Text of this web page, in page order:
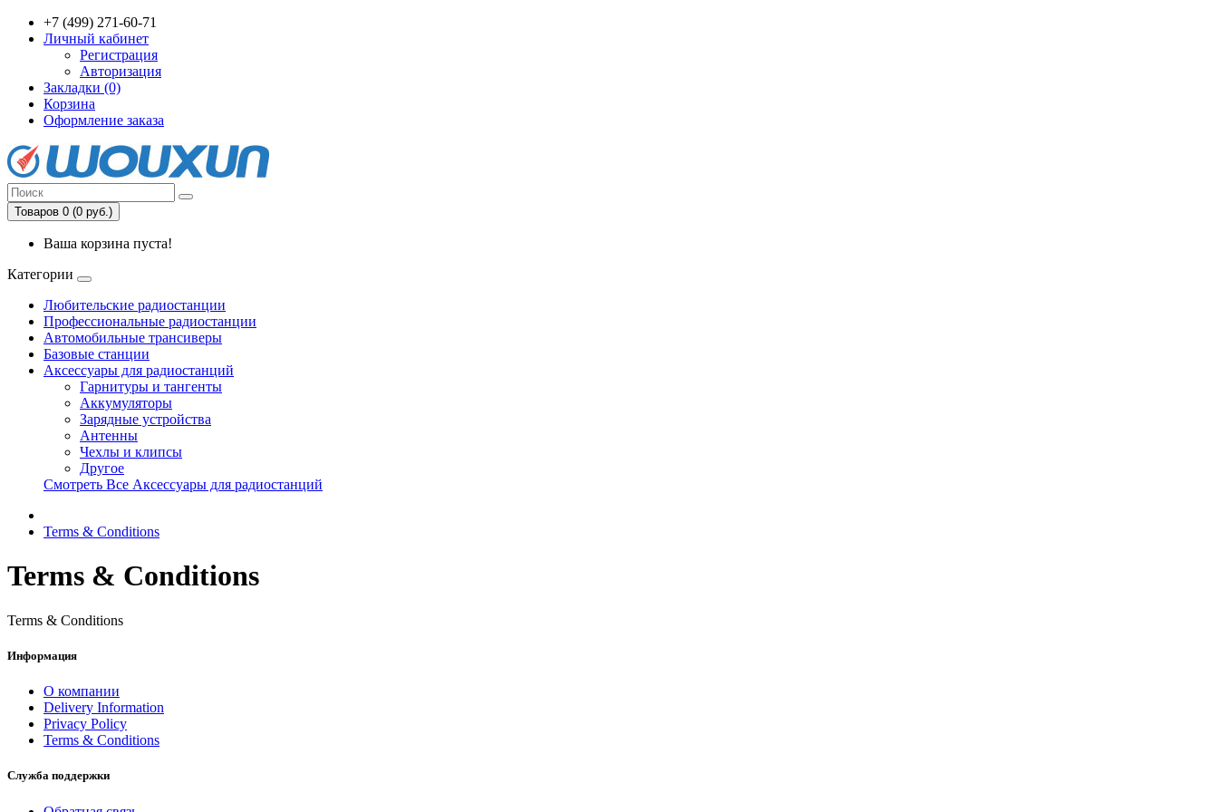
+7 (499) 271-60-71
Личный кабинет
Регистрация
Авторизация
Закладки (0)
Корзина
Оформление заказа
Товаров 0 (0 руб.)
Ваша корзина пуста!
Категории
Любительские радиостанции
Профессиональные радиостанции
Автомобильные трансиверы
Базовые станции
Аксессуары для радиостанций
Гарнитуры и тангенты
Аккумуляторы
Зарядные устройства
Антенны
Чехлы и клипсы
Другое
Смотреть Все Аксессуары для радиостанций
Terms & Conditions
Terms & Conditions
Terms & Conditions
Информация
О компании
Delivery Information
Privacy Policy
Terms & Conditions
Служба поддержки